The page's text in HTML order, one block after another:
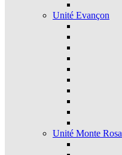
Unité Evançon
Unité Monte Rosa